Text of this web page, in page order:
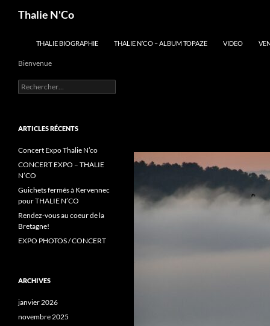
Thalie N'Co
THALIE BIOGRAPHIE
THALIE N’CO – ALBUM TOPAZE VIDEO
Bienvenue
Rechercher :
ARTICLES RÉCENTS
Concert Expo Thalie N’co
CONCERT EXPO – THALIE
N’CO
Guichets fermés à Kervennec
pour THALIE N’CO
Rendez-vous au coeur de la
Bretagne!
EXPO PHOTOS / CONCERT
ARCHIVES
janvier 2026
novembre 2025